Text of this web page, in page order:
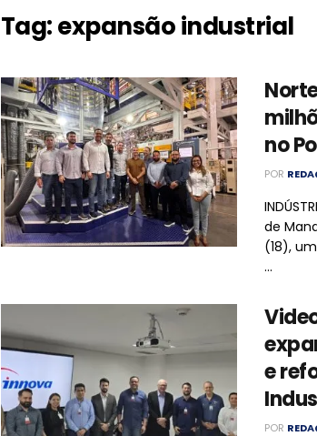
Tag:expansão industrial
no
POR
de
(18),
...
e
POR